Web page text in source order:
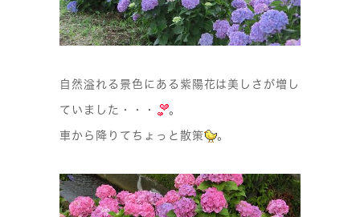
自然溢れる景色にある紫陽花は美しさが増し
ていました・・・ 。
車から降りてちょっと散策 。